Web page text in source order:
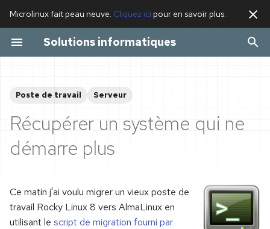
Microlinux fait peau neuve. Cliquez ici pour en savoir plus.
Solutions informatiques
a
i
s
Nom de domaine
Site web et blog
professionnel
2024
Poste de travail
Poste de travail Serveur
Récupérer un système qui ne
démarre plus
Ce matin j'ai voulu migrer un vieux poste de
travail Rocky Linux 8 vers AlmaLinux en
utilisant le script de migration fourni par